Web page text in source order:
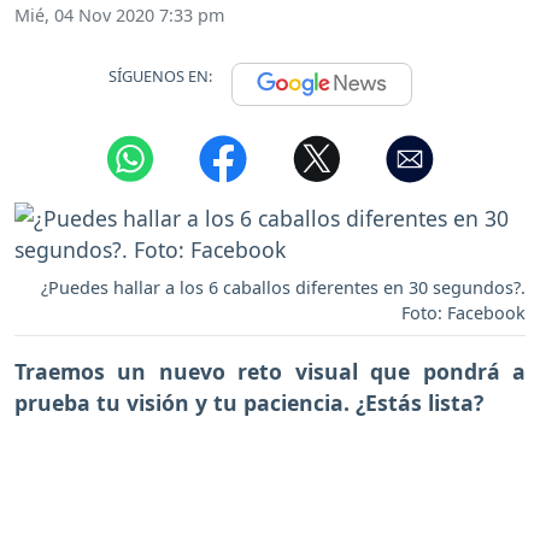
Mié, 04 Nov 2020 7:33 pm
SÍGUENOS EN:
¿Puedes hallar a los 6 caballos diferentes en 30 segundos?.
Foto: Facebook
Traemos un nuevo reto visual que pondrá a
prueba tu visión y tu paciencia. ¿Estás lista?